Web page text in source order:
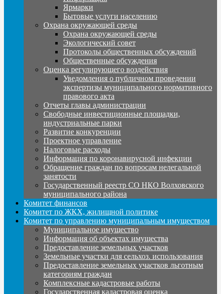
Ярмарки
Бытовые услуги населению
Охрана окружающей среды
Охрана окружающей среды
Экологический совет
Протоколы общественных обсуждений
Общественные обсуждения
Оценка регулирующего воздействия
Уведомления о публичном проведении
экспертизы муниципального нормативного
правового акта
Отчеты главы администрации
Свободные инвестиционные площадки,
индустриальные парки
Развитие конкуренции
Проектное управление
Налоговые расходы
Информация по коронавирусной инфекции
Обращение граждан по вопросам нелегальной
занятости
Государственный реестр СО НКО Волховского
муниципального района
Комитет финансов
Комитет по ЖКХ, жилищной политике
Комитет по управлению муниципальным имуществом
Муниципальное имущество
Информация об объектах имущества
Предоставление земельных участков
Земельные участки для сельхоз. использования
Предоставление земельных участков льготным
категориям граждан
Комплексные кадастровые работы
Государственная кадастровая оценка